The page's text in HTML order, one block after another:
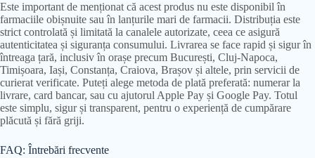
Este important de menționat că acest produs nu este disponibil în
farmaciile obișnuite sau în lanțurile mari de farmacii. Distribuția este
strict controlată și limitată la canalele autorizate, ceea ce asigură
autenticitatea și siguranța consumului. Livrarea se face rapid și sigur în
întreaga țară, inclusiv în orașe precum București, Cluj-Napoca,
Timișoara, Iași, Constanța, Craiova, Brașov și altele, prin servicii de
curierat verificate. Puteți alege metoda de plată preferată: numerar la
livrare, card bancar, sau cu ajutorul Apple Pay și Google Pay. Totul
este simplu, sigur și transparent, pentru o experiență de cumpărare
plăcută și fără griji.
FAQ: Întrebări frecvente